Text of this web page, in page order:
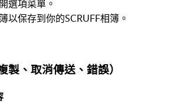
選項菜單。
以保存到你的SCRUFF相簿。
製、取消傳送、錯誤）